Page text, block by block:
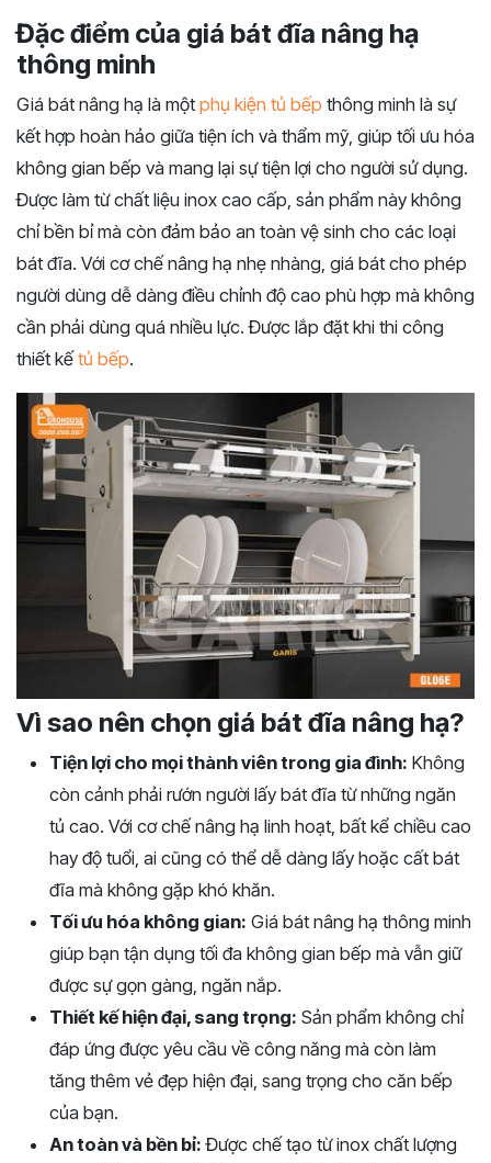
Đặc điểm của giá bát đĩa nâng hạ
thông minh
Giá bát nâng hạ là một phụ kiện tủ bếp thông minh là sự
kết hợp hoàn hảo giữa tiện ích và thẩm mỹ, giúp tối ưu hóa
không gian bếp và mang lại sự tiện lợi cho người sử dụng.
Được làm từ chất liệu inox cao cấp, sản phẩm này không
chỉ bền bỉ mà còn đảm bảo an toàn vệ sinh cho các loại
bát đĩa. Với cơ chế nâng hạ nhẹ nhàng, giá bát cho phép
người dùng dễ dàng điều chỉnh độ cao phù hợp mà không
cần phải dùng quá nhiều lực. Được lắp đặt khi thi công
thiết kế tủ bếp.
Vì sao nên chọn giá bát đĩa nâng hạ?
Tiện lợi cho mọi thành viên trong gia đình: Không
còn cảnh phải rướn người lấy bát đĩa từ những ngăn
tủ cao. Với cơ chế nâng hạ linh hoạt, bất kể chiều cao
hay độ tuổi, ai cũng có thể dễ dàng lấy hoặc cất bát
đĩa mà không gặp khó khăn.
Tối ưu hóa không gian: Giá bát nâng hạ thông minh
giúp bạn tận dụng tối đa không gian bếp mà vẫn giữ
được sự gọn gàng, ngăn nắp.
Thiết kế hiện đại, sang trọng: Sản phẩm không chỉ
đáp ứng được yêu cầu về công năng mà còn làm
tăng thêm vẻ đẹp hiện đại, sang trọng cho căn bếp
của bạn.
An toàn và bền bỉ: Được chế tạo từ inox chất lượng